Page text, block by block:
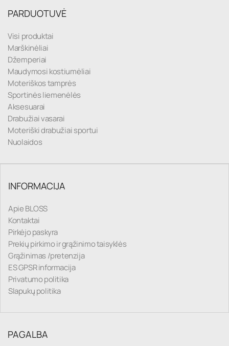
PARDUOTUVĖ
Visi produktai
Marškinėliai
Džemperiai
Maudymosi kostiumėliai
Moteriškos tamprės
Sportinės liemenėlės
Aksesuarai
Drabužiai vasarai
Moteriški drabužiai sportui
Nuolaidos
INFORMACIJA
Apie BLOSS
Kontaktai
Pirkėjo paskyra
Prekių pirkimo ir grąžinimo taisyklės
Grąžinimas /pretenzija
ES GPSR informacija
Privatumo politika
Slapukų politika
PAGALBA